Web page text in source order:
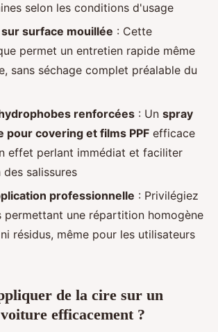
selon les conditions d'usage
surface mouillée : Cette
permet un entretien rapide même
sans séchage complet préalable du
renforcées : Un spray
pour covering et films PPF efficace
effet perlant immédiat et faciliter
salissures
professionnelle : Privilégiez
permettant une répartition homogène
résidus, même pour les utilisateurs
de la cire sur un
efficacement ?